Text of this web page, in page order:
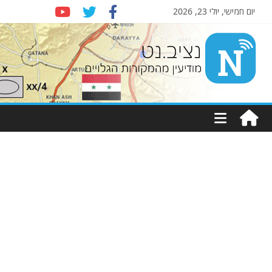
יום חמישי, יולי 23, 2026
Nziv.net
מודיעין
מהמקורות